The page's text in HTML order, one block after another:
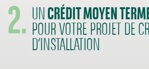
UNCRÉDIT MOYEN
POUR VOTRE PROJET DE
D’INSTALLATION